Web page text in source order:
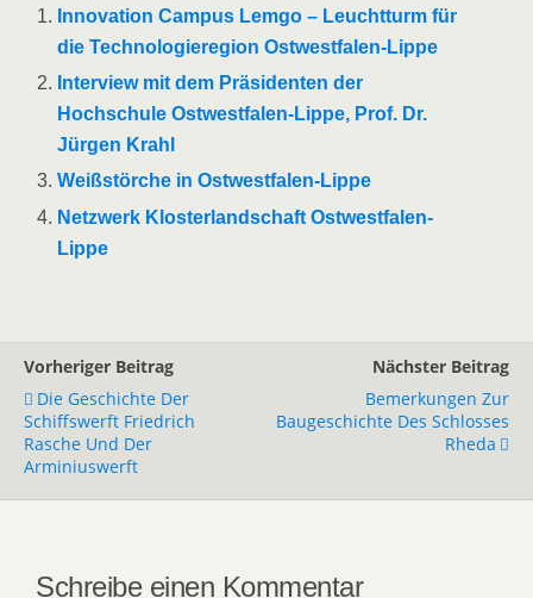
Innovation Campus Lemgo – Leuchtturm für
die Technologieregion Ostwestfalen-Lippe
Interview mit dem Präsidenten der
Hochschule Ostwestfalen-Lippe, Prof. Dr.
Jürgen Krahl
Weißstörche in Ostwestfalen-Lippe
Netzwerk Klosterlandschaft Ostwestfalen-
Lippe
Vorheriger Beitrag
Die Geschichte Der
Schiffswerft Friedrich
Rasche Und Der
Arminiuswerft
Nächster Beitrag
Bemerkungen Zur
Baugeschichte Des Schlosses
Rheda
Schreibe einen Kommentar